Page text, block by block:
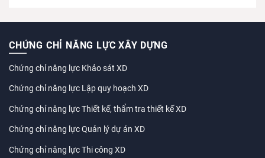
CHỨNG CHỈ NĂNG LỰC XÂY DỰNG
Chứng chỉ năng lực Khảo sát XD
Chứng chỉ năng lực Lập quy hoạch XD
Chứng chỉ năng lực Thiết kế, thẩm tra thiết kế XD
Chứng chỉ năng lực Quản lý dự án XD
Chứng chỉ năng lực Thi công XD